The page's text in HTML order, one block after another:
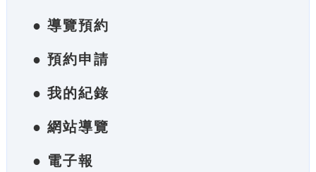
● 導覽預約
● 預約申請
● 我的紀錄
● 網站導覽
● 電子報